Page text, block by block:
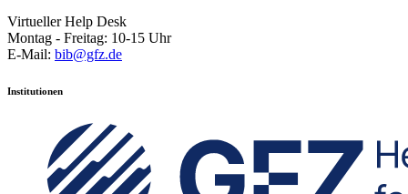
Virtueller Help Desk
Montag - Freitag: 10-15 Uhr
E-Mail: bib@gfz.de
Institutionen